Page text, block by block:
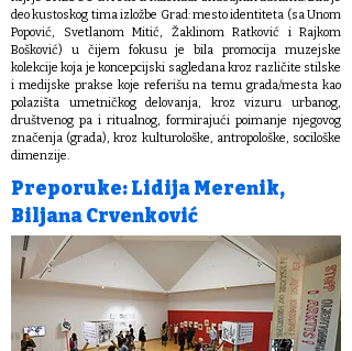
deo kustoskog tima izložbe Grad: mesto identiteta (sa Unom
Popović, Svetlanom Mitić, Žaklinom Ratković i Rajkom
Bošković) u čijem fokusu je bila promocija muzejske
kolekcije koja je koncepcijski sagledana kroz različite stilske
i medijske prakse koje referišu na temu grada/mesta kao
polazišta umetničkog delovanja, kroz vizuru urbanog,
društvenog pa i ritualnog, formirajući poimanje njegovog
značenja (grada), kroz kulturološke, antropološke, sociloške
dimenzije.
Preporuke: Lidija Merenik,
Biljana Crvenković